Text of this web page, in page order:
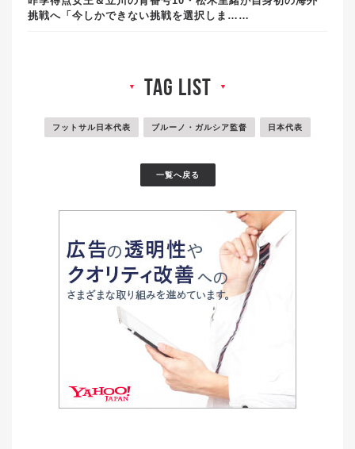
挑戦へ「今しかできない挑戦を選択しま……
▼ tag list ▼
フットサル日本代表 ブルーノ・ガルシア監督 日本代表
一覧へ戻る